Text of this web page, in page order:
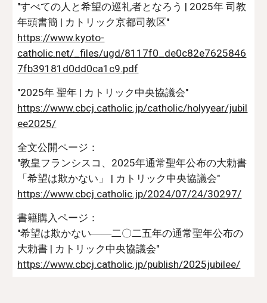
"すべての人と希望の巡礼者となろう | 2025年 司教
年頭書簡 | カトリック京都司教区"
https://www.kyoto-
catholic.net/_files/ugd/8117f0_de0c82e7625846
7fb39181d0dd0ca1c9.pdf
"2025年 聖年 | カトリック中央協議会"
https://www.cbcj.catholic.jp/catholic/holyyear/jubil
ee2025/
全文公開ページ：
"教皇フランシスコ、2025年通常聖年公布の大勅書
「希望は欺かない」 | カトリック中央協議会"
https://www.cbcj.catholic.jp/2024/07/24/30297/
書籍購入ページ：
"希望は欺かない――二〇二五年の通常聖年公布の
大勅書 | カトリック中央協議会"
https://www.cbcj.catholic.jp/publish/2025jubilee/